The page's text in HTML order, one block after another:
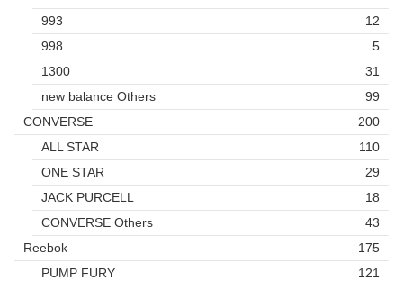
993
12
998
5
1300
31
new balance Others
99
CONVERSE
200
ALL STAR
110
ONE STAR
29
JACK PURCELL
18
CONVERSE Others
43
Reebok
175
PUMP FURY
121